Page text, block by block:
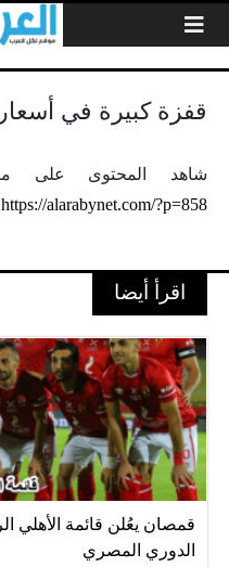
قفزة كبيرة في
شاهد المحتوى على
https://alarabynet.com/?p=858
اقرأ أيضا
قمصان يعُلن قائمة الأهلي
الدوري المصري